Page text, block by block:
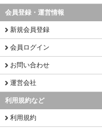
会員登録・運営情報
新規会員登録
会員ログイン
お問い合わせ
運営会社
利用規約など
利用規約